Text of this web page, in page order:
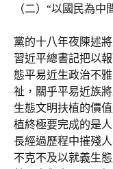
（二）“以國民為
黨的十八年夜陳述
習近平總書記把以
態平易近生政治不
祉，關乎平易近族
生態文明扶植的價
植終極要完成的是
長經過歷程中摧殘
不克不及以就義生